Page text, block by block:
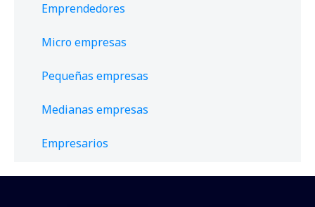
Emprendedores
Micro empresas
Pequeñas empresas
Medianas empresas
Empresarios